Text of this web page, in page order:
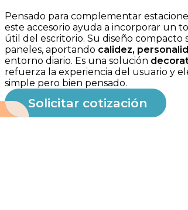
Accesorios
Pensado para complementar
este accesorio ayuda a incorporar un
útil del escritorio. Su diseño compacto
paneles, aportando calidez,
entorno diario. Es una solución
refuerza la experiencia del usuario y
simple pero bien pensado.
Solicitar cotización